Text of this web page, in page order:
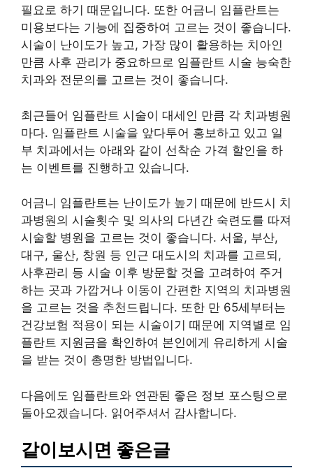
필요로 하기 때문입니다. 또한 어금니 임플란트는
미용보다는 기능에 집중하여 고르는 것이 좋습니다.
시술이 난이도가 높고, 가장 많이 활용하는 치아인
만큼 사후 관리가 중요하므로 임플란트 시술 능숙한
치과와 전문의를 고르는 것이 좋습니다.
최근들어 임플란트 시술이 대세인 만큼 각 치과병원
마다. 임플란트 시술을 앞다투어 홍보하고 있고 일
부 치과에서는 아래와 같이 선착순 가격 할인을 하
는 이벤트를 진행하고 있습니다.
어금니 임플란트는 난이도가 높기 때문에 반드시 치
과병원의 시술횟수 및 의사의 다년간 숙련도를 따져
시술할 병원을 고르는 것이 좋습니다. 서울, 부산,
대구, 울산, 창원 등 인근 대도시의 치과를 고르되,
사후관리 등 시술 이후 방문할 것을 고려하여 주거
하는 곳과 가깝거나 이동이 간편한 지역의 치과병원
을 고르는 것을 추천드립니다. 또한 만 65세부터는
건강보험 적용이 되는 시술이기 때문에 지역별로 임
플란트 지원금을 확인하여 본인에게 유리하게 시술
을 받는 것이 총명한 방법입니다.
다음에도 임플란트와 연관된 좋은 정보 포스팅으로
돌아오겠습니다. 읽어주셔서 감사합니다.
같이보시면 좋은글